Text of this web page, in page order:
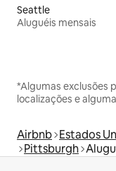
Seattle
Aluguéis mensais
*Algumas exclusões
localizações e
Airbnb Estados
Pittsburgh